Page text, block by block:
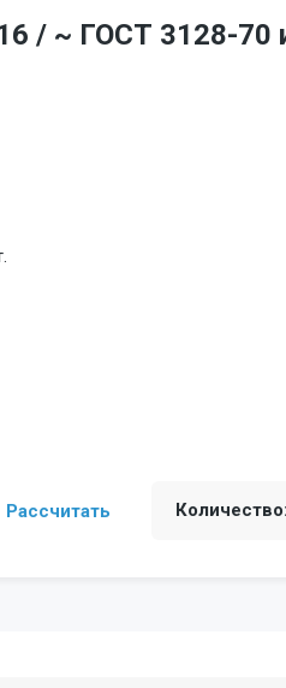
/ ~ ГОСТ 3128-70
Рассчитать Количество: